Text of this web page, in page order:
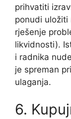
prihvatiti
ponudi uložiti
rješenje
likvidnosti).
i radnika
je spreman
ulaganja.
6.